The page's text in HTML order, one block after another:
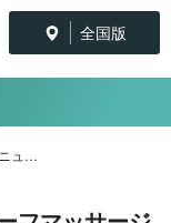
全国版
関東/ 神奈川・横浜 ニューハーフマッサージ専門店 ほぐし処 やすらぎ